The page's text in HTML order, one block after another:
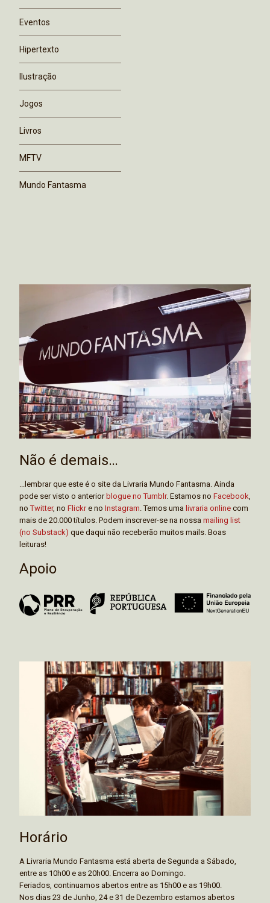
Eventos
Hipertexto
Ilustração
Jogos
Livros
MFTV
Mundo Fantasma
Não é demais…
...lembrar que este é o site da Livraria Mundo Fantasma. Ainda
pode ser visto o anterior blogue no Tumblr. Estamos no Facebook,
noTwitter, no Flickre no Instagram. Temos uma livraria online com
mais de 20.000 títulos. Podem inscrever-se na nossa mailing list
(no Substack) que daqui não receberão muitos mails. Boas
leituras!
Apoio
Horário
A Livraria Mundo Fantasma está aberta de Segunda a Sábado,
entre as 10h00 e as 20h00. Encerra ao Domingo.
Feriados, continuamos abertos entre as 15h00 e as 19h00.
Nos dias 23 de Junho, 24 e 31 de Dezembro estamos abertos